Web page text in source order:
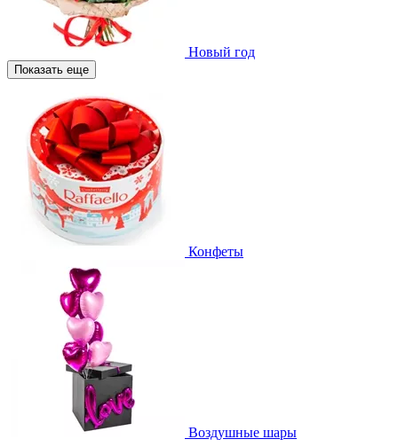
Новый год
Показать еще
Конфеты
Воздушные шары